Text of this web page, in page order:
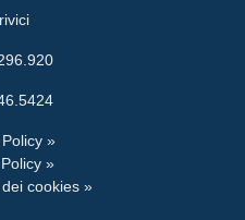
»
»
cookies »